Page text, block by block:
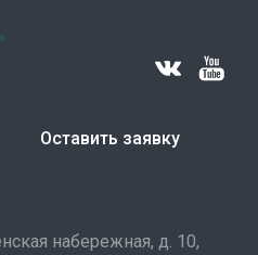
Оставить заявку
набережная, д. 10,